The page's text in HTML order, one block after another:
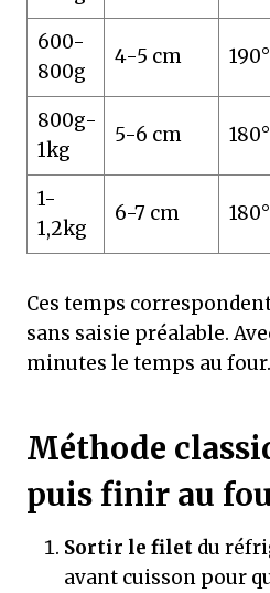
600-
800g
4-5 cm
800g-
1kg
5-6 cm
1-
1,2kg
6-7 cm
Ces temps
sans saisie préalable.
minutes le temps au four.
Méthode
puis finir au
Sortir le filet du
avant cuisson pour